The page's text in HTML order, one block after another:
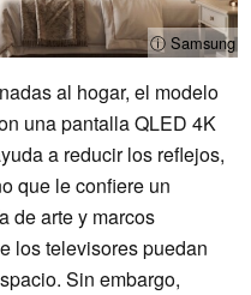
ⓘ Samsung
al hogar, el modelo
una pantalla QLED 4K
a reducir los reflejos,
que le confiere un
de arte y marcos
los televisores puedan
Sin embargo,